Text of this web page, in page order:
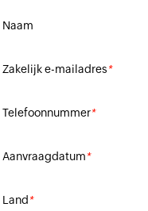
Naam
Zakelijk e-mailadres*
Telefoonnummer*
Aanvraagdatum*
Land *